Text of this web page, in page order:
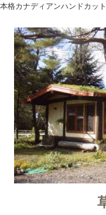
本格カナディアンハンドカッ